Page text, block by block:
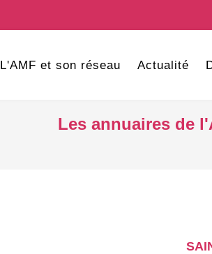
L'AMF et son réseau Actualité
Les annuaires de